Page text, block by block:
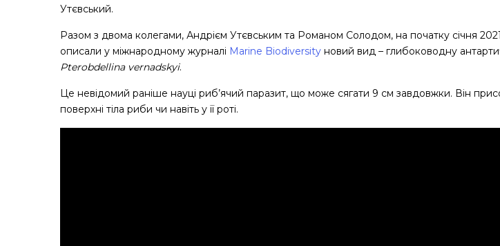
Утєвський.
Разом з двома колегами, Андрієм Утєвським та Романом Солодом, на початку січня
описали у міжнародному журналі Marine Biodiversity новий вид – глибоководну
Pterobdellina vernadskyi.
Це невідомий раніше науці риб’ячий паразит, що може сягати 9 см завдовжки. Він
поверхні тіла риби чи навіть у її роті.